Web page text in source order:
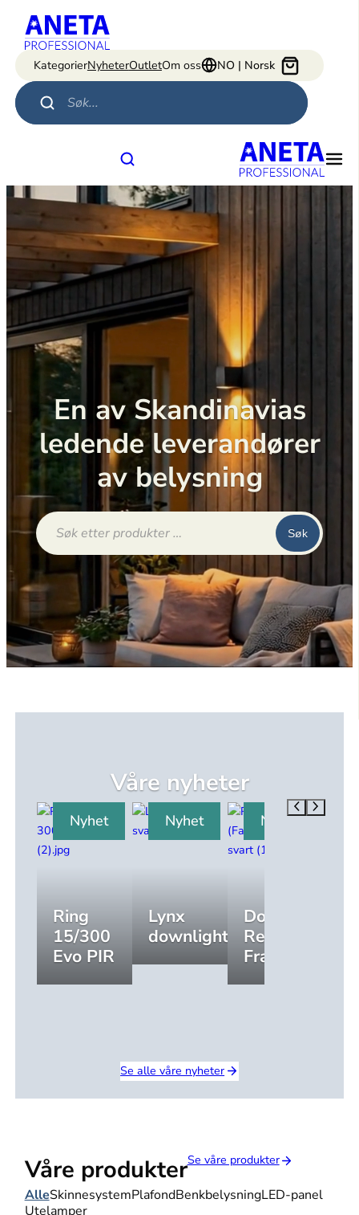
Hopp
innhold
KategorierNyheterOutletOm oss NO | Norsk
Products search
En av Skandinavias
ledende leverandører
av belysning
Products
search
Våre nyheter
Nyhet
Ring
15/300
Evo PIR
Nyhet
Lynx
downlight
Nyhet
Downlight
Rehab
Frame
Se alle våre nyheter
Våre produkterSe våre produkter
AlleSkinnesystemPlafondBenkbelysningLED-panel
Utelamper